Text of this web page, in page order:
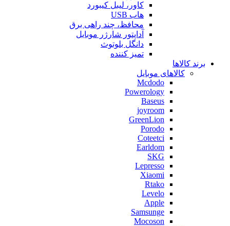
کاور، لیبل کیبورد
هاب USB
محافظ، چند راهی برق
آداپتور شارژر موبایل
دانگل بلوتوث
تمیز کننده
برند کالاها
کالاهای موبایل
Mcdodo
Powerology
Baseus
joyroom
GreenLion
Porodo
Coteetci
Earldom
SKG
Lepresso
Xiaomi
Rtako
Levelo
Apple
Samsunge
Mocoson